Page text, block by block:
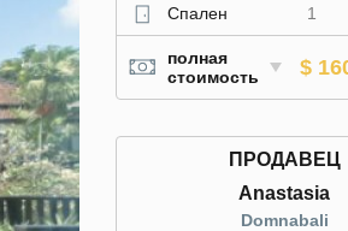
Спален
1
полная
стоимость
$
ПРОДАВЕЦ
Anastasia
Domnabali